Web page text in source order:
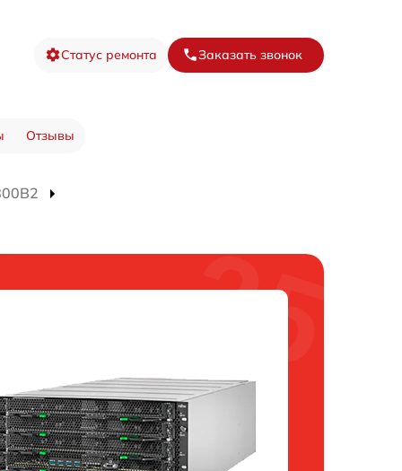
Статус ремонта Заказать звонок
Отзывы